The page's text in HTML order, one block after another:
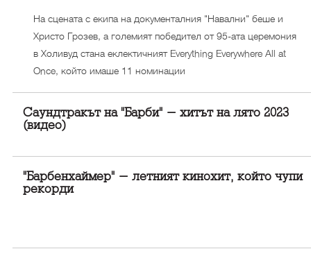
На сцената с екипа на документалния "Навални" беше и
Христо Грозев, а големият победител от 95-ата церемония
в Холивуд стана еклектичният Everything Everywhere All at
Once, който имаше 11 номинации
Саундтракът на "Барби" - хитът на лято 2023
(видео)
"Барбенхаймер" - летният кинохит, който чупи
рекорди